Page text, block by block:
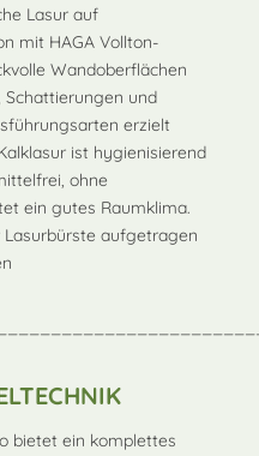
Lasur auf
mit HAGA Vollton-
Wandoberflächen
Schattierungen und
erzielt
ist hygienisierend
ohne
ein gutes Raumklima.
Lasurbürste aufgetragen
bietet ein komplettes